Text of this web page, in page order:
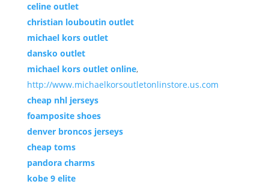
celine outlet
christian louboutin outlet
michael kors outlet
dansko outlet
michael kors outlet online,
http://www.michaelkorsoutletonlinstore.us.com
cheap nhl jerseys
foamposite shoes
denver broncos jerseys
cheap toms
pandora charms
kobe 9 elite